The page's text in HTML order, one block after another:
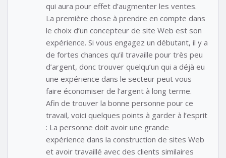
qui aura pour effet d’augmenter les ventes.
La première chose à prendre en compte dans
le choix d’un concepteur de site Web est son
expérience. Si vous engagez un débutant, il y a
de fortes chances qu’il travaille pour très peu
d’argent, donc trouver quelqu’un qui a déjà eu
une expérience dans le secteur peut vous
faire économiser de l’argent à long terme.
Afin de trouver la bonne personne pour ce
travail, voici quelques points à garder à l’esprit
: La personne doit avoir une grande
expérience dans la construction de sites Web
et avoir travaillé avec des clients similaires